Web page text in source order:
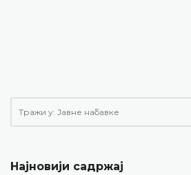
Најновији садржај